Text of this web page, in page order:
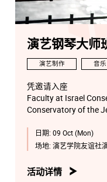
演艺钢琴大师
演艺制作 音乐
凭邀请入座
Faculty at Israel
Conservatory of the
日期: 09 Oct (Mon)
场地: 演艺学院友谊社
活动详情